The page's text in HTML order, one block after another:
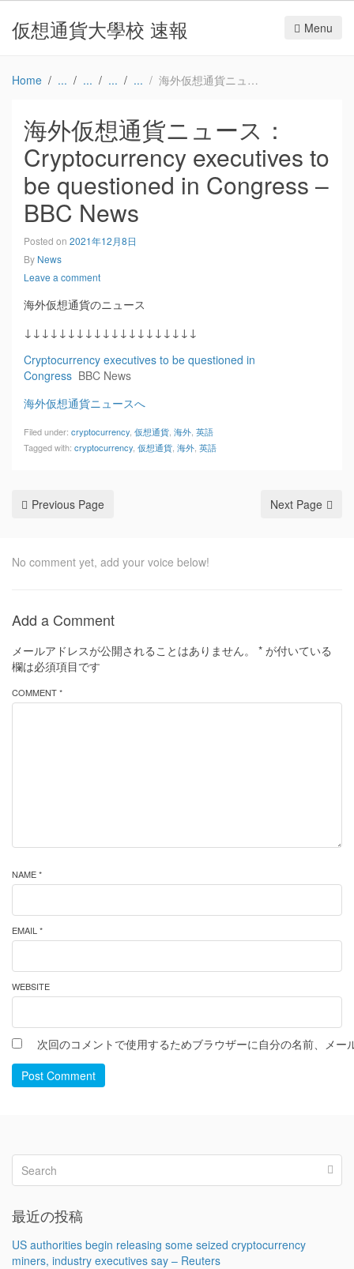
仮想通貨大學校 速報 Menu
Home 海外仮想通貨ニュース：Cryptocurrency executives to be questioned in Congress – BBC News
海外仮想通貨ニュース：
Cryptocurrency executives to
be questioned in Congress –
BBC News
Posted on 2021年12月8日
By News
Leave a comment
海外仮想通貨のニュース
↓↓↓↓↓↓↓↓↓↓↓↓↓↓↓↓↓↓↓↓
Cryptocurrency executives to be questioned in
Congress BBC News
海外仮想通貨ニュースへ
Filed under: cryptocurrency 仮想通貨 海外 英語
Tagged with: cryptocurrency 仮想通貨 海外 英語
Previous Page Next Page
No comment yet, add your voice below!
Add a Comment
メールアドレスが公開されることはありません。 * が付いている
欄は必須項目です
COMMENT *
NAME *
EMAIL *
WEBSITE
次回のコメントで使用するためブラウザーに自分の名前、メー
Post Comment
最近の投稿
US authorities begin releasing some seized cryptocurrency
miners, industry executives say – Reuters